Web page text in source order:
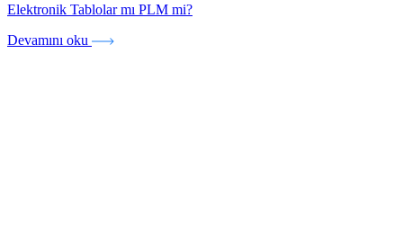
Elektronik Tablolar mı PLM mi?
Devamını oku